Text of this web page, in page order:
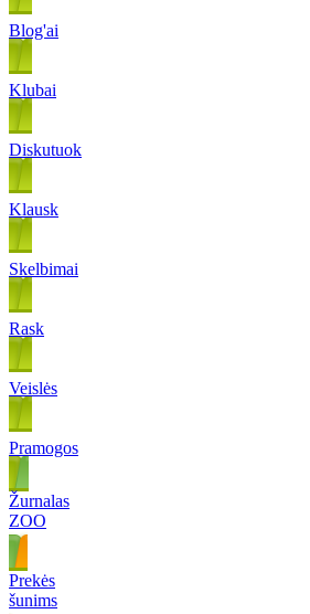
Blog'ai
Klubai
Diskutuok
Klausk
Skelbimai
Rask
Veislės
Pramogos
Žurnalas
ZOO
Prekės
šunims